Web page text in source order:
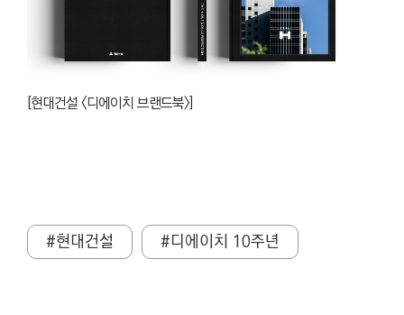
[현대건설 <디에이치 브랜드북>]
#현대건설 #디에이치 10주년